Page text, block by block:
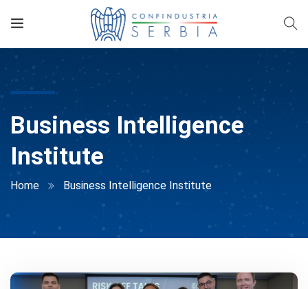
Business Intelligence
Institute
Home Business Intelligence Institute